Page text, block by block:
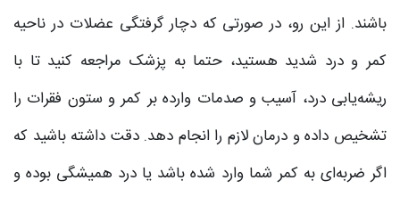
باشند. از این رو، در صورتی که دچار گرفتگی عضلات در ناحیه
کمر و درد شدید هستید، حتما به پزشک مراجعه کنید تا با
ریشه‌یابی درد، آسیب و صدمات وارده بر کمر و ستون فقرات را
تشخیص داده و درمان لازم را انجام دهد. دقت داشته باشید که
اگر ضربه‌ای به کمر شما وارد شده باشد یا درد همیشگی بوده و